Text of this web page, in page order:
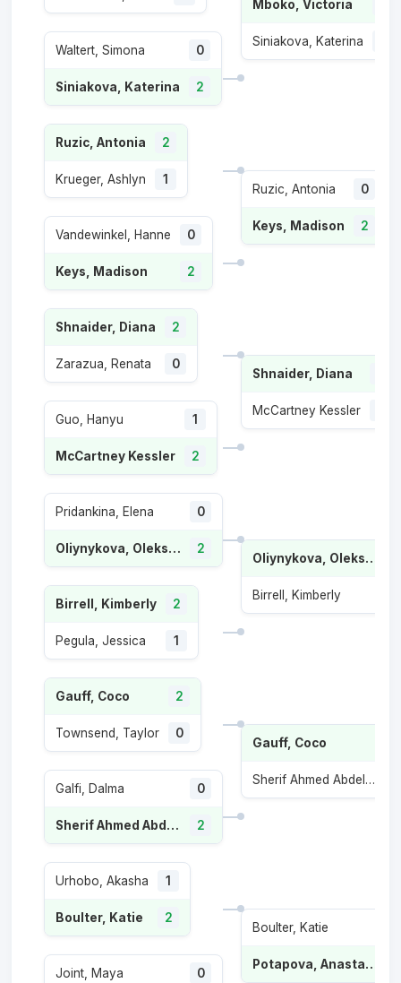
Waltert, Simona 0
Siniakova, Katerina 2
Ruzic, Antonia 2
Krueger, Ashlyn 1
Vandewinkel, Hanne 0
Keys, Madison 2
Shnaider, Diana 2
Zarazua, Renata 0
Guo, Hanyu 1
McCartney Kessler 2
Pridankina, Elena 0
Oliynykova, Oleksandra 2
Birrell, Kimberly 2
Pegula, Jessica 1
Gauff, Coco 2
Townsend, Taylor 0
Galfi, Dalma 0
Sherif Ahmed Abdelaziz, Maiar 2
Urhobo, Akasha 1
Boulter, Katie 2
Joint, Maya 0
Mboko, Victoria
Siniakova, Katerina
Ruzic, Antonia 0
Keys, Madison 2
Shnaider, Diana
McCartney Kessler
Oliynykova, Oleksandra
Birrell, Kimberly
Gauff, Coco
Sherif Ahmed Abdelaziz, Maiar
Boulter, Katie
Potapova, Anastasia